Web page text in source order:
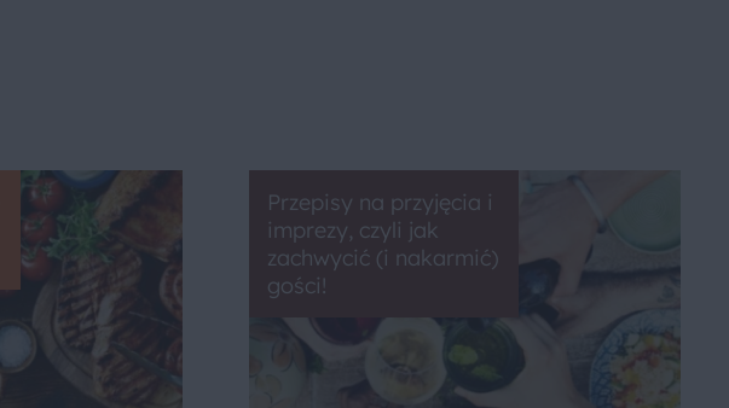
Przepisy na przyjęcia i
imprezy, czyli jak
zachwycić (i nakarmić)
gości!